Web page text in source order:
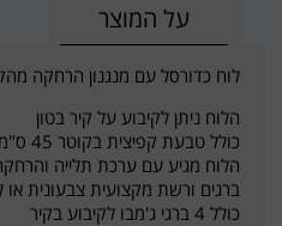
על המוצר
לוח כדורסל עם מנגנון הרחקה
הלוח ניתן לקיבוע על קיר בטון
כולל טבעת קפיצית בקוטר 45 ס"מ בצבע שחור (2 קפיצים)
ברגים ורשת מקצועית צבעונית
כולל 4 ברגי ג'מבו לקיבוע בקיר